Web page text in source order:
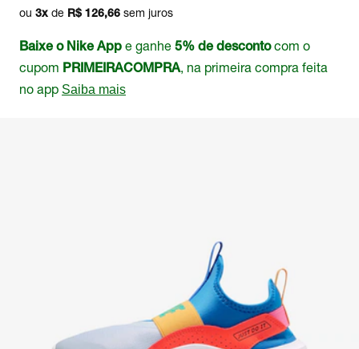
ou 3x de R$ 126,66 sem juros
Baixe o Nike App e ganhe 5% de descontocom o
cupom PRIMEIRACOMPRA, na primeira compra feita
no app Saiba mais